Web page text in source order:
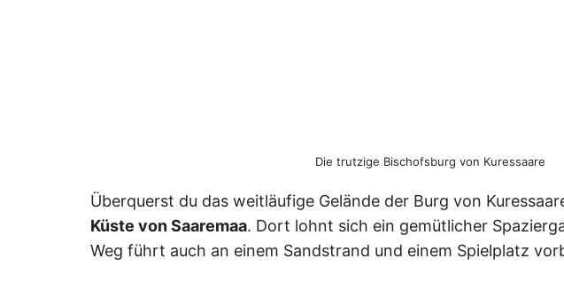
Die trutzige Bischofsburg von Kuressaare
Überquerst du das weitläufige Gelände der Burg von
Küste von Saaremaa. Dort lohnt sich ein gemütlicher
Weg führt auch an einem Sandstrand und einem Spielplatz